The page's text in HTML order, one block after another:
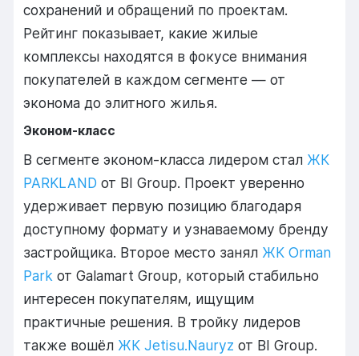
сохранений и обращений по проектам.
Рейтинг показывает, какие жилые
комплексы находятся в фокусе внимания
покупателей в каждом сегменте — от
эконома до элитного жилья.
Эконом-класс
В сегменте эконом-класса лидером стал ЖК
PARKLAND от BI Group. Проект уверенно
удерживает первую позицию благодаря
доступному формату и узнаваемому бренду
застройщика. Второе место занял ЖК Orman
Park от Galamart Group, который стабильно
интересен покупателям, ищущим
практичные решения. В тройку лидеров
также вошёл ЖК Jetisu.Nauryz от BI Group.